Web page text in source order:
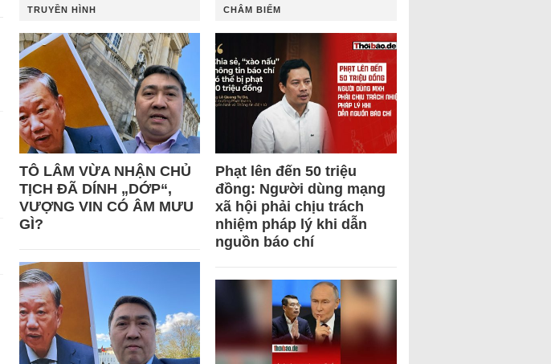
TRUYỀN HÌNH
TÔ LÂM VỪA NHẬN CHỦ
TỊCH ĐÃ DÍNH „DỚP“,
VƯỢNG VIN CÓ ÂM MƯU
GÌ?
CHÂM BIẾM
Phạt lên đến 50 triệu
đồng: Người dùng mạng
xã hội phải chịu trách
nhiệm pháp lý khi dẫn
nguồn báo chí